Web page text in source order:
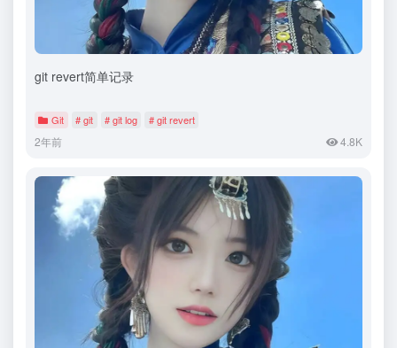
git revert简单记录
Git # git # git log # git revert
2年前 4.8K